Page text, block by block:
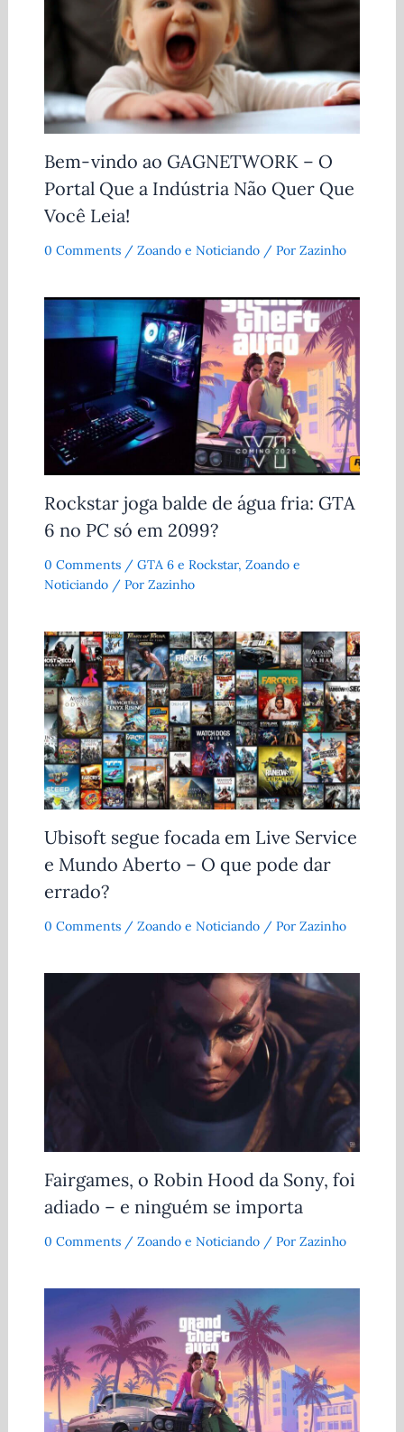
Bem-vindo ao GAGNETWORK – O
Portal Que a Indústria Não Quer Que
Você Leia!
0 Comments / Zoando e Noticiando/ Por Zazinho
Rockstar joga balde de água fria: GTA
6 no PC só em 2099?
0 Comments / GTA 6 e Rockstar, Zoando e
Noticiando/ Por Zazinho
Ubisoft segue focada em Live Service
e Mundo Aberto – O que pode dar
errado?
0 Comments / Zoando e Noticiando/ Por Zazinho
Fairgames, o Robin Hood da Sony, foi
adiado – e ninguém se importa
0 Comments / Zoando e Noticiando/ Por Zazinho